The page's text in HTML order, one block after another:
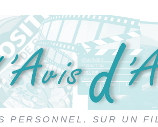
PERSONNEL, SUR UN